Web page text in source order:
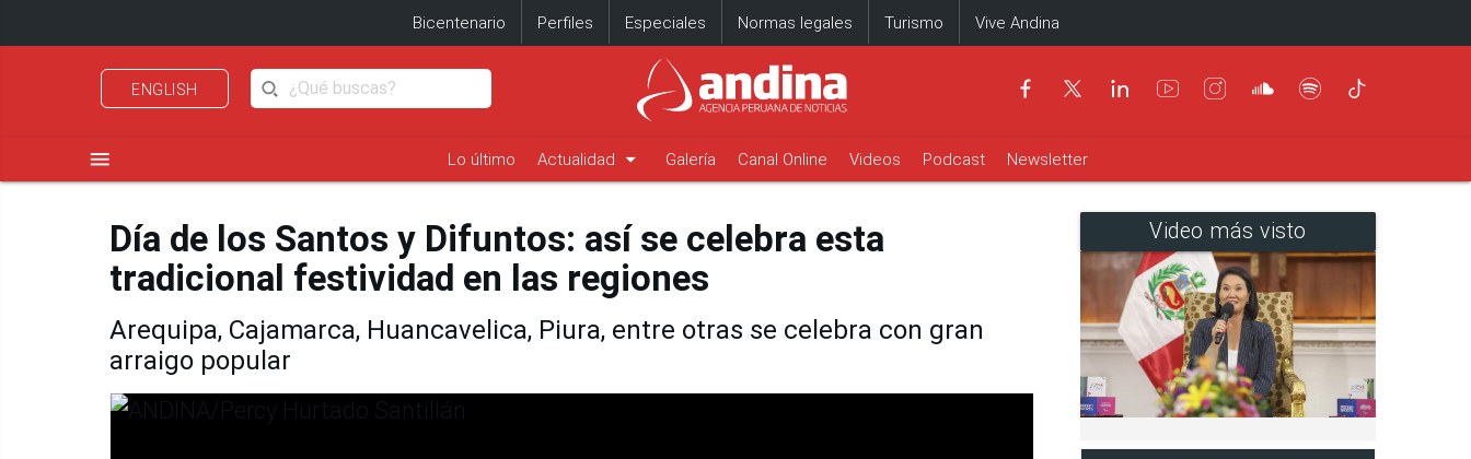
Bicentenario Perfiles Especiales Normas legales Turismo Vive Andina
ENGLISH
menu Lo último Actualidad arrow_drop_down Galería Canal Online Videos Podcast Newsletter
Día de los Santos y Difuntos: así se celebra esta
tradicional festividad en las regiones
Arequipa, Cajamarca, Huancavelica, Piura, entre otras se celebra con gran
arraigo popular
Video más visto